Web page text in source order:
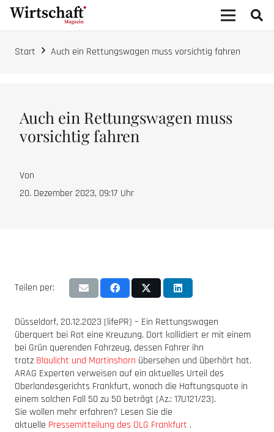
Start Auch ein Rettungswagen muss vorsichtig fahren
Auch ein Rettungswagen muss
vorsichtig fahren
Von
20. Dezember 2023, 09:17 Uhr
Teilen per:
Düsseldorf, 20.12.2023 (lifePR) – Ein Rettungswagen
überquert bei Rot eine Kreuzung. Dort kollidiert er mit einem
bei Grün querenden Fahrzeug, dessen Fahrer ihn
trotz Blaulicht und Martinshorn übersehen und überhört hat.
ARAG Experten verweisen auf ein aktuelles Urteil des
Oberlandesgerichts Frankfurt, wonach die Haftungsquote in
einem solchen Fall 50 zu 50 beträgt (Az.: 17U121/23).
Sie wollen mehr erfahren? Lesen Sie die
aktuelle Pressemitteilung des OLG Frankfurt .